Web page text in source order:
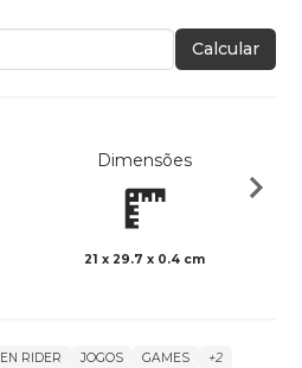
Calcular
Dimensões
21 x 29.7 x 0.4 cm
RIDER JOGOS GAMES +2